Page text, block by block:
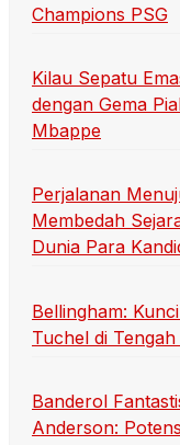
Champions PSG
Kilau Sepatu
dengan Gema
Mbappe
Perjalanan
Membedah
Dunia Para
Bellingham:
Tuchel di
Banderol
Anderson: